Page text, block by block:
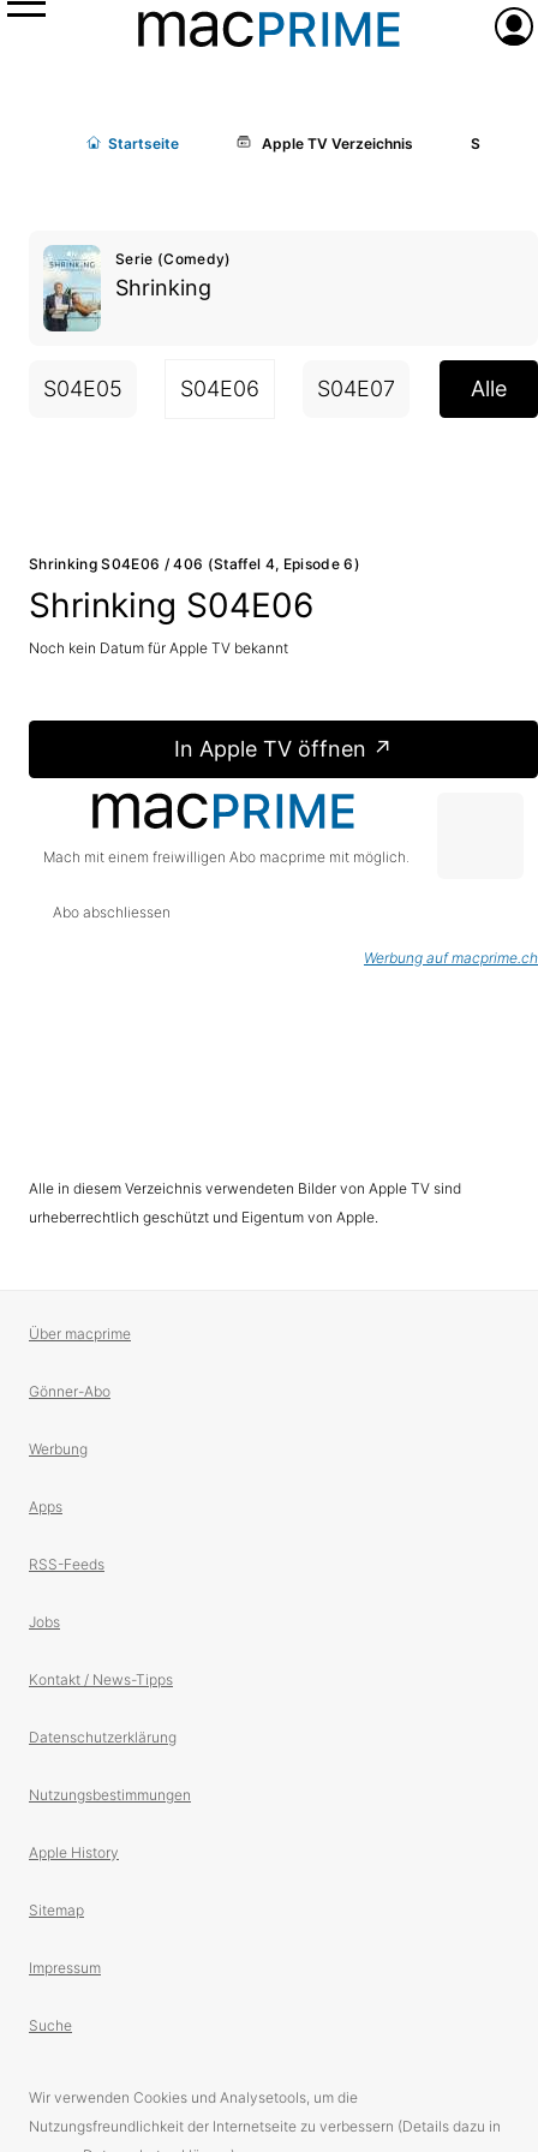
Menü
Startseite Apple TV Verzeichnis Shrinking
Serie (Comedy)
Shrinking
S04E05 S04E06 S04E07 S04E08
Alle
Shrinking S04E06 / 406 (Staffel 4, Episode 6)
Shrinking S04E06
Noch kein Datum für Apple TV bekannt
In Apple TV öffnen ↗
Mach mit einem freiwilligen Abo macprime mit möglich.
Abo abschliessen
Werbung auf macprime.ch
Alle in diesem Verzeichnis verwendeten Bilder von Apple TV sind
urheberrechtlich geschützt und Eigentum von Apple.
Über macprime
Gönner-Abo
Werbung
Apps
RSS-Feeds
Jobs
Kontakt / News-Tipps
Datenschutzerklärung
Nutzungsbestimmungen
Apple History
Sitemap
Impressum
Suche
Wir verwenden Cookies und Analysetools, um die
Nutzungsfreundlichkeit der Internetseite zu verbessern (Details dazu in